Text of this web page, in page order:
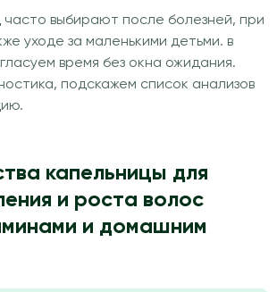
выбирают после болезней, при
уходе за маленькими детьми. в
время без окна ожидания.
подскажем список анализов
капельницы для
и роста волос
и домашним